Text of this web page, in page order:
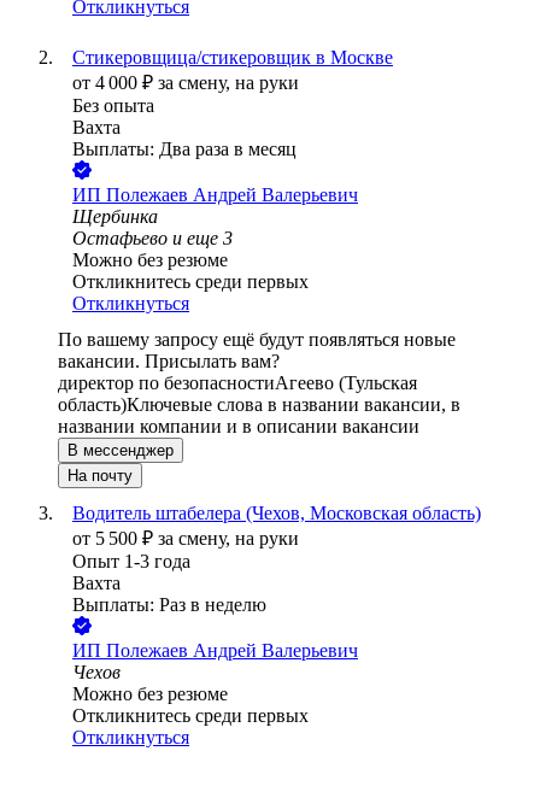
Откликнуться
Стикеровщица/стикеровщик в Москве
от 4 000 ₽ за смену, на руки
Без опыта
Вахта
Выплаты: Два раза в месяц
ИП Полежаев Андрей Валерьевич
Щербинка
Остафьево и еще 3
Можно без резюме
Откликнитесь среди первых
Откликнуться
По вашему запросу ещё будут появляться новые
вакансии. Присылать вам?
директор по безопасностиАгеево (Тульская
область)Ключевые слова в названии вакансии, в
названии компании и в описании вакансии
В мессенджер
На почту
Водитель штабелера (Чехов, Московская область)
от 5 500 ₽ за смену, на руки
Опыт 1-3 года
Вахта
Выплаты: Раз в неделю
ИП Полежаев Андрей Валерьевич
Чехов
Можно без резюме
Откликнитесь среди первых
Откликнуться